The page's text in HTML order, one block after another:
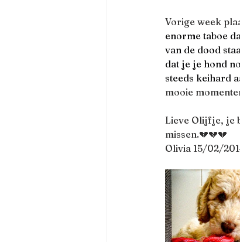
Vorige week
enorme taboe
van de dood
dat je je hond
steeds keihard
mooie
Lieve Olijfje, je
missen.💔💔💔
Olivia 15/02/